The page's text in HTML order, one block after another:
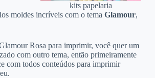
kits papelaria
moldes incríveis com o tema Glamour,
Rosa para imprimir, você quer um
com outro tema, então primeiramente
com todos conteúdos para imprimir